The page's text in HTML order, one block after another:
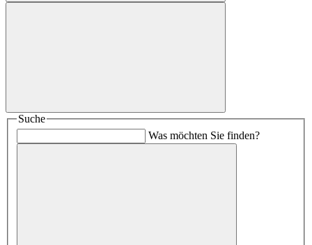
Suche
Was möchten Sie finden?